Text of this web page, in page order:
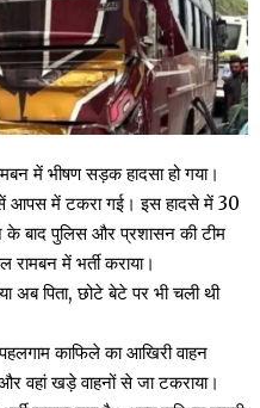
में भीषण सड़क हादसा हो गया।
आपस में टकरा गई। इस हादसे में 30
के बाद पुलिस और प्रशासन की टीम
में भर्ती कराया।
अब पिता, छोटे बेटे पर भी चली थी
काफिले का आखिरी वाहन
वहां खड़े वाहनों से जा टकराया।